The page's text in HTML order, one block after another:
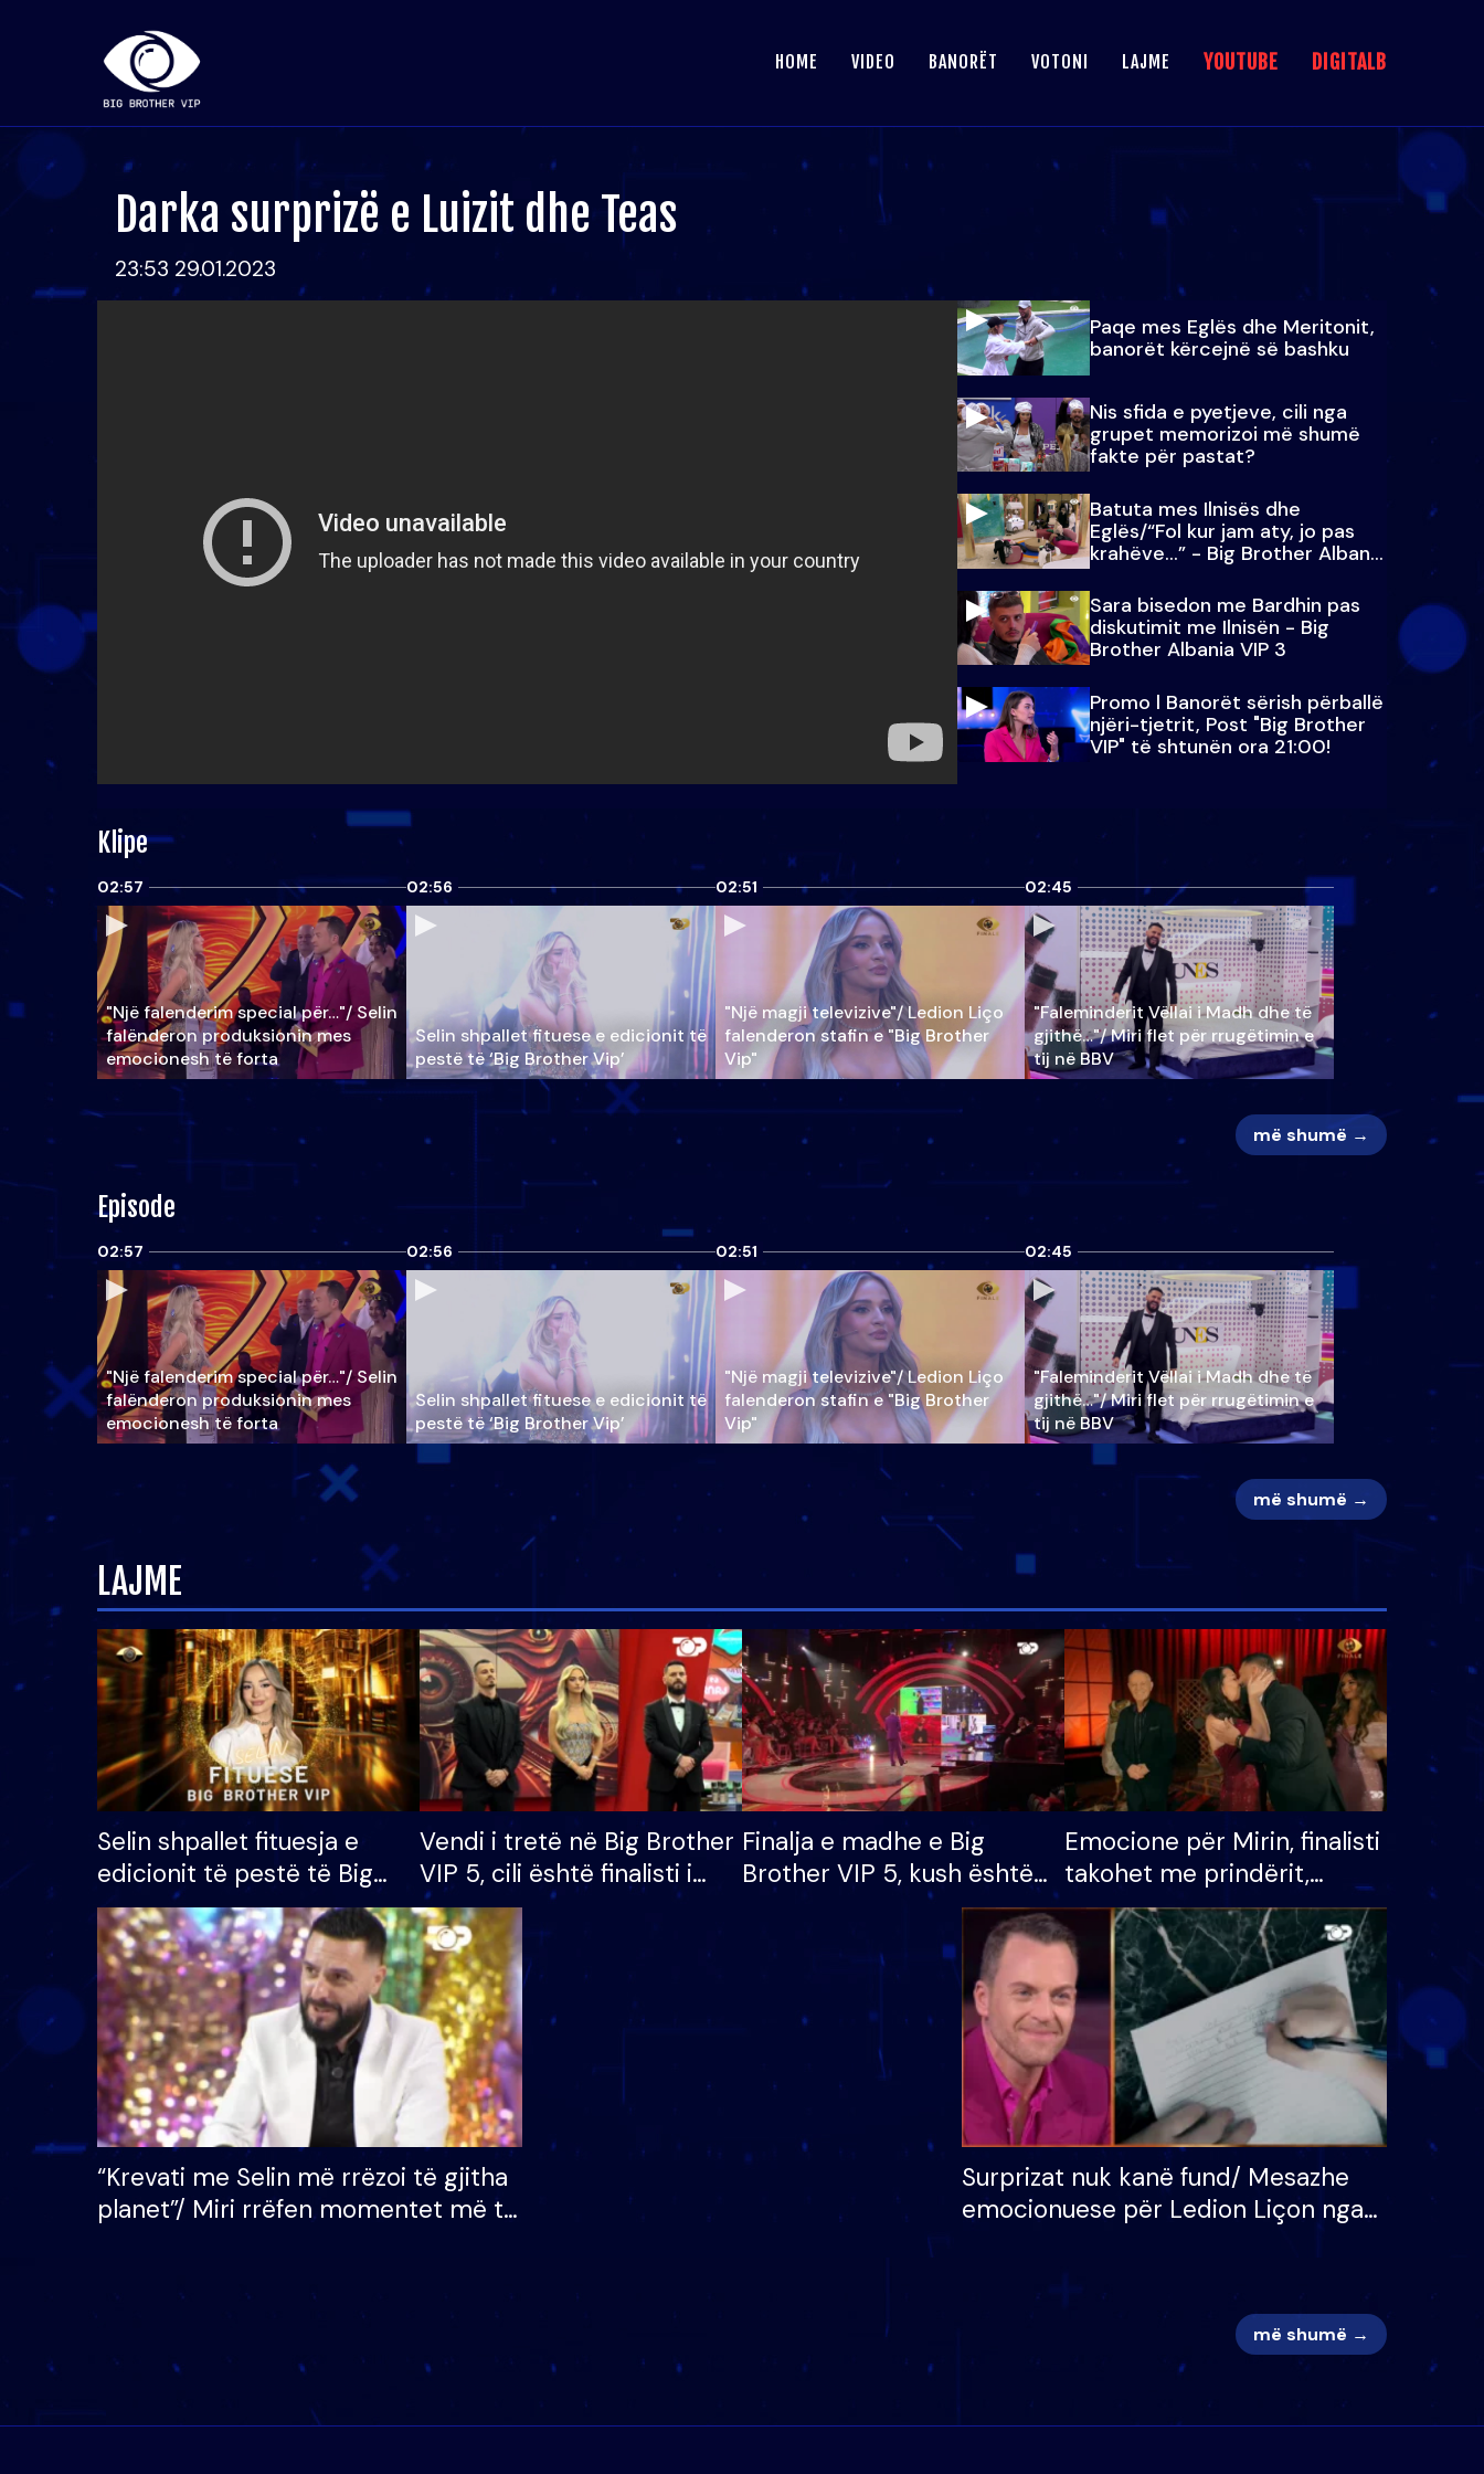
HOME VIDEO BANORËT VOTONI LAJME YOUTUBE DIGITALB
Darka surprizë e Luizit dhe Teas
23:53 29.01.2023
Paqe mes Eglës dhe Meritonit,
banorët kërcejnë së bashku
Nis sfida e pyetjeve, cili nga
grupet memorizoi më shumë
fakte për pastat?
Batuta mes Ilnisës dhe
Eglës/“Fol kur jam aty, jo pas
krahëve…” - Big Brother Albania
VIP 3
Sara bisedon me Bardhin pas
diskutimit me Ilnisën - Big
Brother Albania VIP 3
Promo l Banorët sërish përballë
njëri-tjetrit, Post "Big Brother
VIP" të shtunën ora 21:00!
Klipe
02:57
"Një falenderim special për…"/ Selin
falënderon produksionin mes
emocionesh të forta
02:56
Selin shpallet fituese e edicionit të
pestë të ‘Big Brother Vip’
02:51
"Një magji televizive"/ Ledion Liço
falenderon stafin e "Big Brother
Vip"
02:45
"Faleminderit Vëllai i Madh dhe të
gjithë…"/ Miri flet për rrugëtimin e
tij në BBV
më shumë →
Episode
02:57
"Një falenderim special për…"/ Selin
falënderon produksionin mes
emocionesh të forta
02:56
Selin shpallet fituese e edicionit të
pestë të ‘Big Brother Vip’
02:51
"Një magji televizive"/ Ledion Liço
falenderon stafin e "Big Brother
Vip"
02:45
"Faleminderit Vëllai i Madh dhe të
gjithë…"/ Miri flet për rrugëtimin e
tij në BBV
më shumë →
LAJME
Selin shpallet fituesja e
edicionit të pestë të Big
Brother VIP, rrëmben
çmimin e madh prej 100
mijë eurosh
Vendi i tretë në Big Brother
VIP 5, cili është finalisti i
radhës që lë shtëpinë
Finalja e madhe e Big
Brother VIP 5, kush është
banori i parë që lë shtëpinë
dhe humb mundësinë për
të fituar çmimin e madh
Emocione për Mirin, finalisti
takohet me prindërit,
vajzën dhe bashkëshorten:
S’kemi ndonjë letër divorci
apo jo?
“Krevati me Selin më rrëzoi të gjitha
planet”/ Miri rrëfen momentet më të
Surprizat nuk kanë fund/ Mesazhe
emocionuese për Ledion Liçon nga
më shumë →